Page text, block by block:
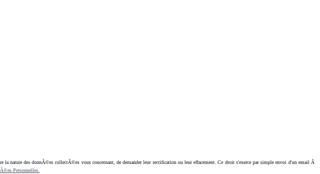
des donnÃ©es collectÃ©es vous concernant, de demander leur rectification ou leur effacement. Ce droit s'exerce par simple envoi d'un email Ã
Personnelles.